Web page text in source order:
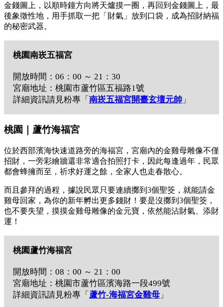
金錢圖上，以順時鐘方向將天爐摸一圈，再回到金錢圖上，最
後象徵性地，用手抓取一把「財氣」放到口袋，成為招財納福
的秘密武器。
桃園南崁五福宮
開放時間：06：00 ～ 21：30
宮廟地址：桃園市蘆竹區五福路1號
詳細資訊請見粉專「 南崁五福宮開臺玄壇元帥 」
桃園｜蘆竹海福宮
位於西部濱海快速道路旁的海福宮，宮廟內的金雞母雕像不僅
招財，一旁彩繪牆還非常適合拍照打卡，因此每逢過年，民眾
都會蜂擁而至，祈求好運之餘，全家人也走春散心。
而且參拜的過程，據說民眾只要連續擲到3個聖筊，就能請金
雞母回家，為你的新年孵出更多錢財！要是沒擲到3個聖筊，
也不要失望，摸摸金雞母雕像的金元寶，依然能沾財氣、添財
運！
桃園蘆竹海福宮
開放時間：08：00 ～ 21：00
宮廟地址：桃園市蘆竹區濱海路一段499號
詳細資訊請見粉專「 蘆竹-海福宮金雞母 」